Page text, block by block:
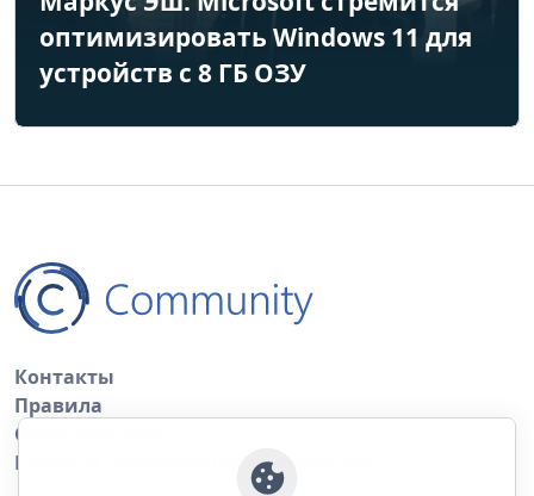
оптимизировать Windows 11 для
устройств с 8 ГБ ОЗУ
Контакты
Правила
Обратная связь
Правила копирования материалов